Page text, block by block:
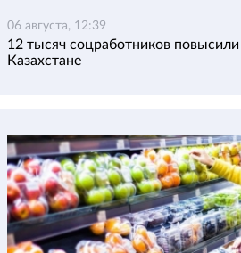
06 августа, 12:39
12 тысяч соцработников
Казахстане